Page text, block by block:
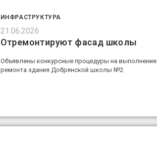
ИНФРАСТРУКТУРА
21.06.2026
Отремонтируют фасад школы
Объявлены конкурсные процедуры на выполнение
ремонта здания Добрянской школы №2.